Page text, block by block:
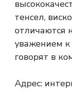
тенсел,
отличаются
уважением
говорят в
Адрес: